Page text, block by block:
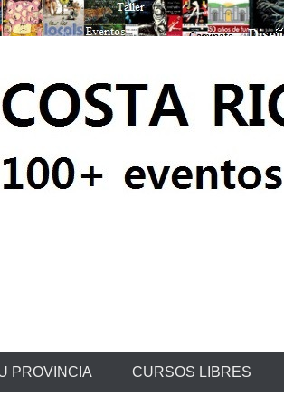
PROVINCIA CURSOS LIBRES